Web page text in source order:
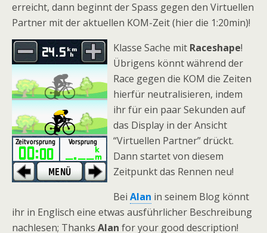
erreicht, dann beginnt der Spass gegen den Virtuellen
Partner mit der aktuellen KOM-Zeit (hier die 1:20min)!
Klasse Sache mit Raceshape!
Übrigens könnt während der
Race gegen die KOM die Zeiten
hierfür neutralisieren, indem
ihr für ein paar Sekunden auf
das Display in der Ansicht
“Virtuellen Partner” drückt.
Dann startet von diesem
Zeitpunkt das Rennen neu!
Bei Alan in seinem Blog könnt
ihr in Englisch eine etwas ausführlicher Beschreibung
nachlesen; Thanks Alan for your good description!